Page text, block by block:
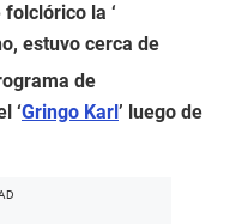
la ‘
estuvo cerca de
de
‘Gringo Karl ’ luego de